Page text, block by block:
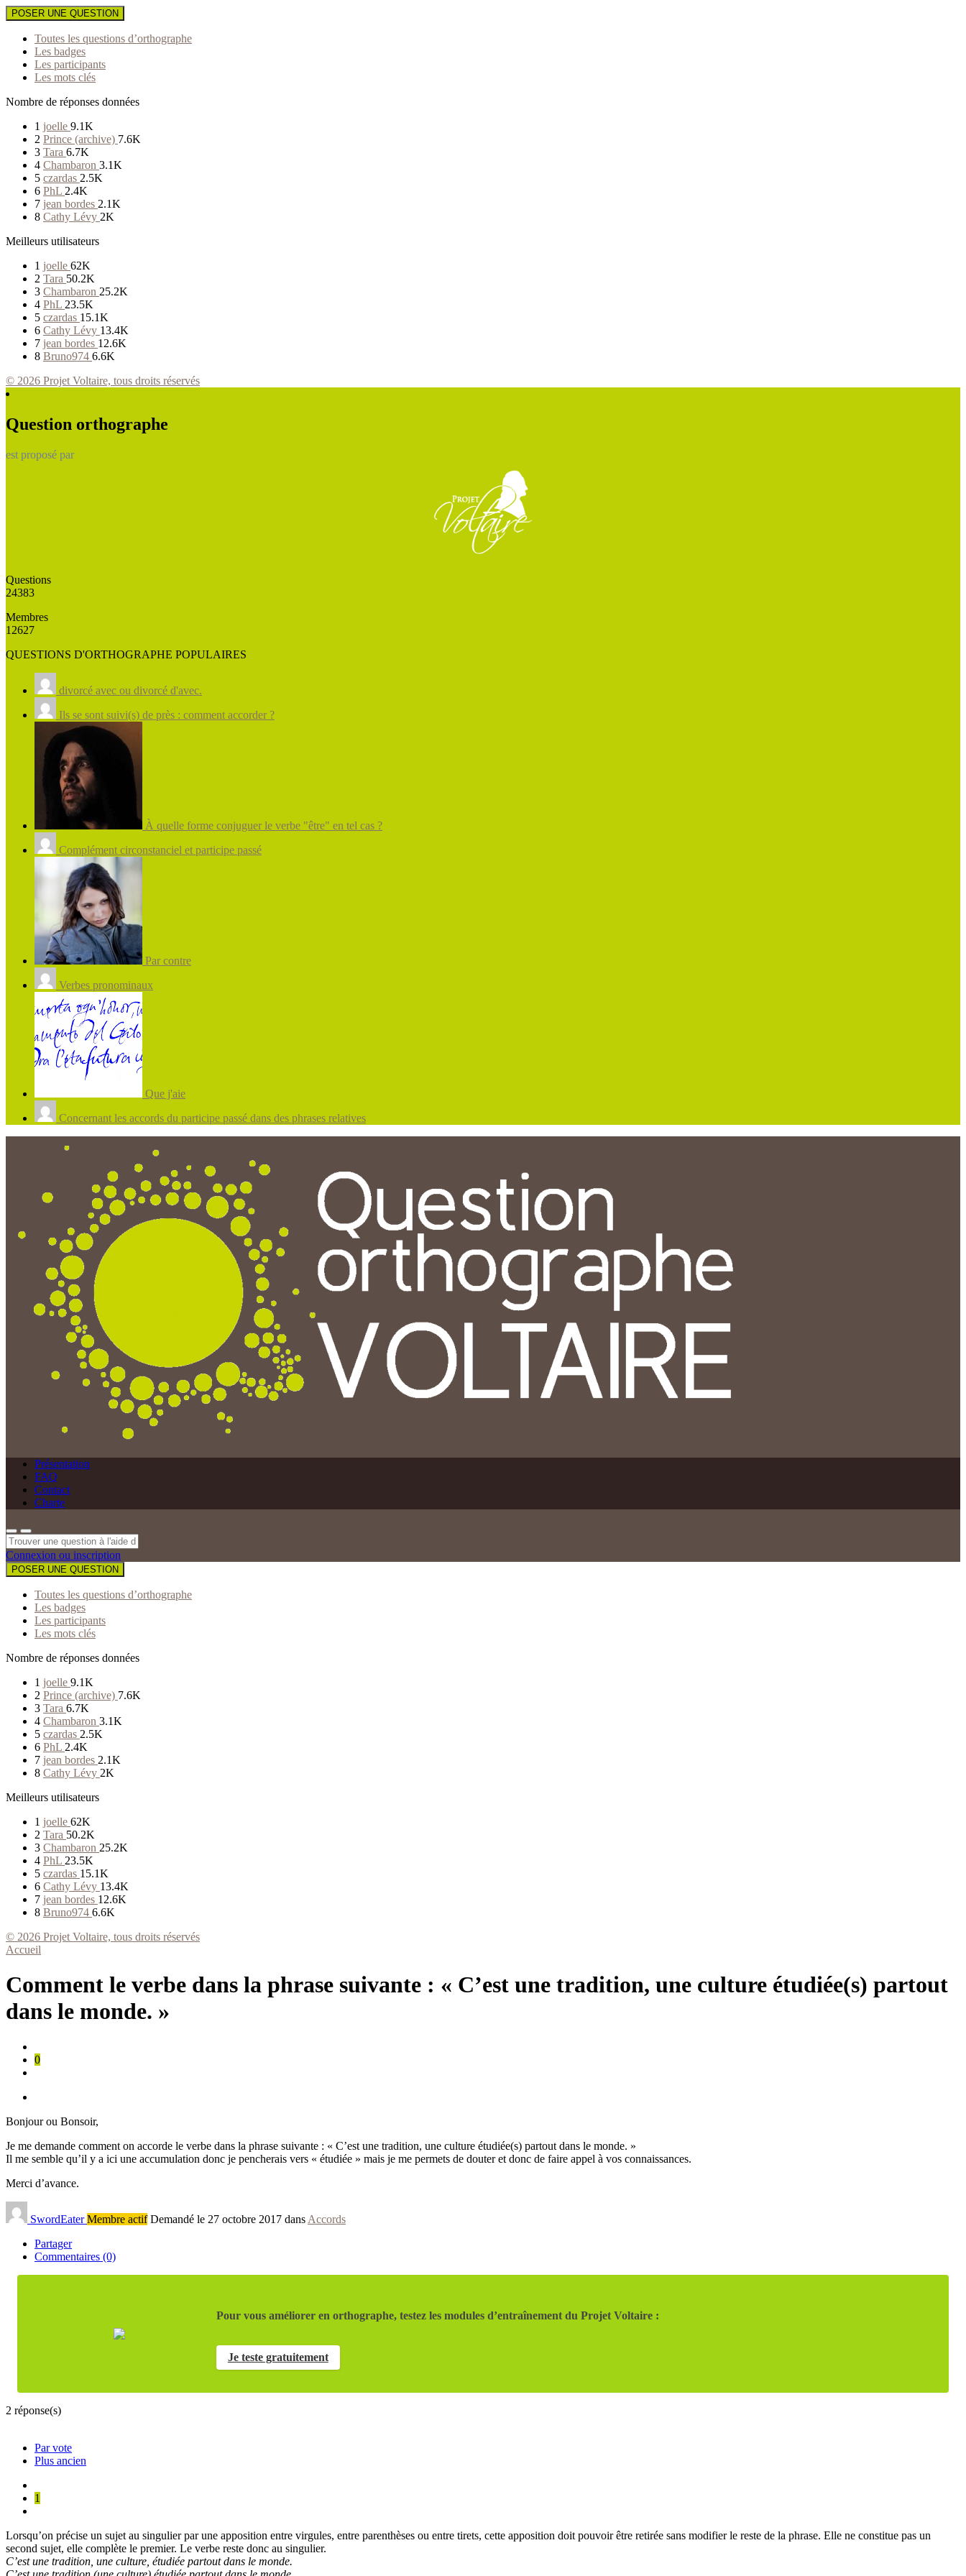
POSER UNE QUESTION
Toutes les questions d’orthographe
Les badges
Les participants
Les mots clés
Nombre de réponses données
1 joelle 9.1K
2 Prince (archive) 7.6K
3 Tara 6.7K
4 Chambaron 3.1K
5 czardas 2.5K
6 PhL 2.4K
7 jean bordes 2.1K
8 Cathy Lévy 2K
Meilleurs utilisateurs
1 joelle 62K
2 Tara 50.2K
3 Chambaron 25.2K
4 PhL 23.5K
5 czardas 15.1K
6 Cathy Lévy 13.4K
7 jean bordes 12.6K
8 Bruno974 6.6K
© 2026 Projet Voltaire, tous droits réservés
Question orthographe
est proposé par
Questions
24383
Membres
12627
QUESTIONS D'ORTHOGRAPHE POPULAIRES
divorcé avec ou divorcé d'avec.
Ils se sont suivi(s) de près : comment accorder ?
À quelle forme conjuguer le verbe "être" en tel cas ?
Complément circonstanciel et participe passé
Par contre
Verbes pronominaux
Que j'aie
Concernant les accords du participe passé dans des phrases relatives
Présentation
FAQ
Contact
Charte
Connexion ou inscription
POSER UNE QUESTION
Toutes les questions d’orthographe
Les badges
Les participants
Les mots clés
Nombre de réponses données
1 joelle 9.1K
2 Prince (archive) 7.6K
3 Tara 6.7K
4 Chambaron 3.1K
5 czardas 2.5K
6 PhL 2.4K
7 jean bordes 2.1K
8 Cathy Lévy 2K
Meilleurs utilisateurs
1 joelle 62K
2 Tara 50.2K
3 Chambaron 25.2K
4 PhL 23.5K
5 czardas 15.1K
6 Cathy Lévy 13.4K
7 jean bordes 12.6K
8 Bruno974 6.6K
© 2026 Projet Voltaire, tous droits réservés
Accueil
Comment le verbe dans la phrase suivante : « C’est une tradition, une culture étudiée(s) partout
dans le monde. »
0
Bonjour ou Bonsoir,
Je me demande comment on accorde le verbe dans la phrase suivante : « C’est une tradition, une culture étudiée(s) partout dans le monde. »
Il me semble qu’il y a ici une accumulation donc je pencherais vers « étudiée » mais je me permets de douter et donc de faire appel à vos connaissances.
Merci d’avance.
SwordEater Membre actif Demandé le 27 octobre 2017 dans Accords
Partager
Commentaires (0)
Pour vous améliorer en orthographe, testez les modules d’entraînement du Projet Voltaire :
Je teste gratuitement
2 réponse(s)
Par vote
Plus ancien
1
Lorsqu’on précise un sujet au singulier par une apposition entre virgules, entre parenthèses ou entre tirets, cette apposition doit pouvoir être retirée sans modifier le reste de la phrase. Elle ne constitue pas un
second sujet, elle complète le premier. Le verbe reste donc au singulier.
C’est une tradition, une culture, étudiée partout dans le monde.